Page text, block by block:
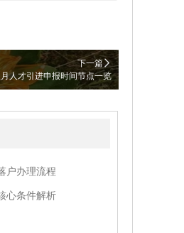
下一篇
人才引进申报时间节点一览
户办理流程
心条件解析